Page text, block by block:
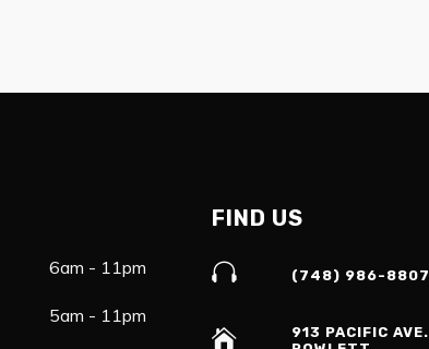
6am - 11pm
5am - 11pm
FIND US
(748) 986-8807
913 PACIFIC AVE.